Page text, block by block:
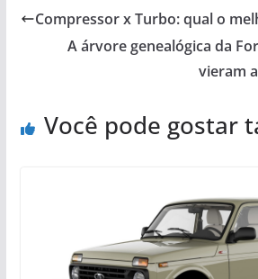
Compressor x Turbo: qual o
A árvore genealógica da
vieram
Você pode gostar